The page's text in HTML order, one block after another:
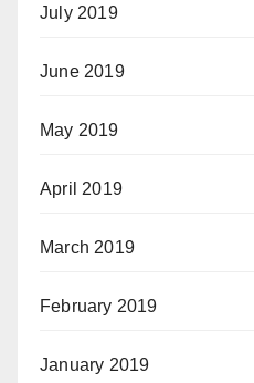
July 2019
June 2019
May 2019
April 2019
March 2019
February 2019
January 2019